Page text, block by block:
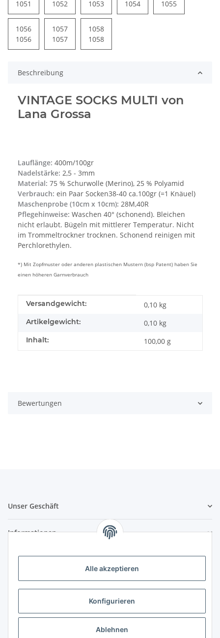
Alle akzeptieren
Konfigurieren
Ablehnen
1051
1052
1053
1054
1055
1056
1056
1057
1057
1058
1058
Beschreibung
VINTAGE SOCKS MULTI von
Lana Grossa
Lauflänge: 400m/100gr
Nadelstärke: 2,5 - 3mm
Material: 75 % Schurwolle (Merino), 25 % Polyamid
Verbrauch: ein Paar Socken38-40 ca.100gr (=1 Knäuel)
Maschenprobe (10cm x 10cm): 28M,40R
Pflegehinweise: Waschen 40° (schonend). Bleichen
nicht erlaubt. Bügeln mit mittlerer Temperatur. Nicht
im Trommeltrockner trocknen. Schonend reinigen mit
Perchlorethylen.
*) Mit Zopfmuster oder anderen plastischen Mustern (bsp Patent) haben Sie
einen höheren Garnverbrauch
Produkteigenschaft
Wert
Versandgewicht: 0,10 kg
Artikelgewicht: 0,10 kg
Inhalt: 100,00 g
Bewertungen
Unser Geschäft
Informationen
Zahlungsmöglichkeiten
Vorkasse (per Bank-Überweisung)
PayPal
Kreditkarte